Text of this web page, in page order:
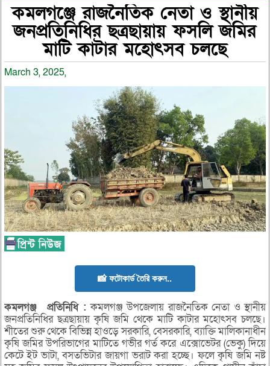
কমলগঞ্জে রাজনৈতিক নেতা ও স্থানীয়
জনপ্রতিনিধির ছত্রছায়ায় ফসলি জমির
মাটি কাটার মহোৎসব চলছে
March 3, 2025,
📸 ফটোকার্ড তৈরি করুন..
কমলগঞ্জ প্রতিনিধি : কমলগঞ্জ উপজেলায় রাজনৈতিক নেতা ও স্থানীয়
জনপ্রতিনিধির ছত্রছায়ায় কৃষি জমি থেকে মাটি কাটার মহোৎসব চলছে।
শীতের শুরু থেকে বিভিন্ন হাওড়ে সরকারি, বেসরকারি, ব্যাক্তি মালিকানাধীন
কৃষি জমির উপরিভাগের মাটিতে গভীর গর্ত করে এক্সোভেটর (ভেকু) দিয়ে
কেটে ইট ভাটা, বসতভিটার জায়গা ভরাট করা হচ্ছে। ফলে কৃষি জমি নষ্ট